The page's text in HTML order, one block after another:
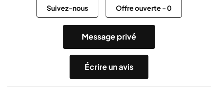
Suivez-nous Offre ouverte -0
Message privé
Écrire un avis